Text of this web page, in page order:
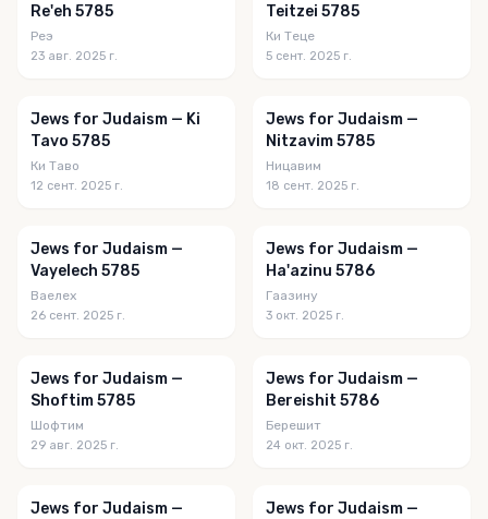
Re'eh 5785
Реэ
23 авг. 2025 г.
Teitzei 5785
Ки Теце
5 сент. 2025 г.
Jews for Judaism — Ki
Tavo 5785
Ки Таво
12 сент. 2025 г.
Jews for Judaism —
Nitzavim 5785
Ницавим
18 сент. 2025 г.
Jews for Judaism —
Vayelech 5785
Ваелех
26 сент. 2025 г.
Jews for Judaism —
Ha'azinu 5786
Гаазину
3 окт. 2025 г.
Jews for Judaism —
Shoftim 5785
Шофтим
29 авг. 2025 г.
Jews for Judaism —
Bereishit 5786
Берешит
24 окт. 2025 г.
Jews for Judaism —
Jews for Judaism —